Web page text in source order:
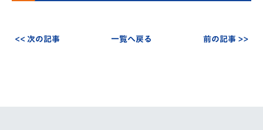
<< 次の記事 一覧へ戻る 前の記事 >>